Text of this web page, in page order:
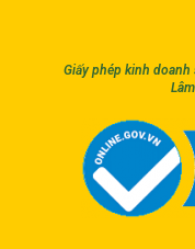
Giấy phép kinh